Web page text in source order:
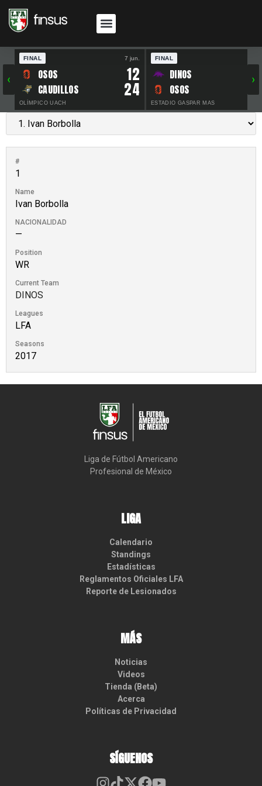
‹
FINAL 7 jun.
OSOS 12
CAUDILLOS 24
OLÍMPICO UACH
FINAL
DINOS
OSOS
ESTADIO GASPAR MAS
›
#
1
Name
Ivan Borbolla
NACIONALIDAD
—
Position
WR
Current Team
DINOS
Leagues
LFA
Seasons
2017
Liga de Fútbol Americano
Profesional de México
LIGA
Calendario
Standings
Estadísticas
Reglamentos Oficiales LFA
Reporte de Lesionados
MÁS
Noticias
Videos
Tienda (Beta)
Acerca
Políticas de Privacidad
SÍGUENOS